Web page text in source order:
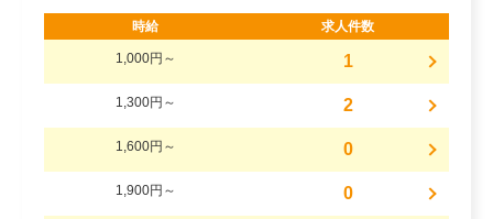
時給 求人件数
1,000円～ 1
1,300円～ 2
1,600円～ 0
1,900円～ 0